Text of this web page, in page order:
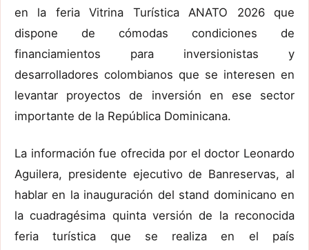
en la feria Vitrina Turística ANATO 2026 que
dispone de cómodas condiciones de
financiamientos para inversionistas y
desarrolladores colombianos que se interesen en
levantar proyectos de inversión en ese sector
importante de la República Dominicana.
La información fue ofrecida por el doctor Leonardo
Aguilera, presidente ejecutivo de Banreservas, al
hablar en la inauguración del stand dominicano en
la cuadragésima quinta versión de la reconocida
feria turística que se realiza en el país